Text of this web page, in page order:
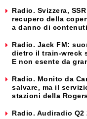
Radio. Svizzera,
recupero della
a danno di
Radio. Jack FM:
dietro il train-wreck
E non esente da
Radio. Monito da
salvare, ma il
stazioni della
Radio. Audiradio